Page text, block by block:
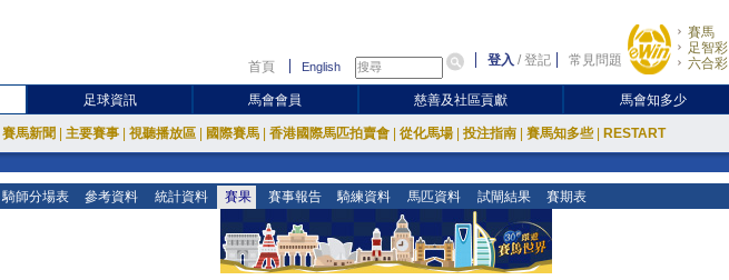
首頁 English 登入 /登記 常見問題
賽馬
足智彩
六合彩
足球資訊 馬會會員 慈善及社區貢獻 馬會知多少
賽馬新聞 主要賽事 視聽播放區 國際賽馬 香港國際馬匹拍賣會 從化馬場 投注指南 賽馬知多些 RESTART
騎師分場表 參考資料 統計資料 賽果 賽事報告 騎練資料 馬匹資料 試閘結果 賽期表